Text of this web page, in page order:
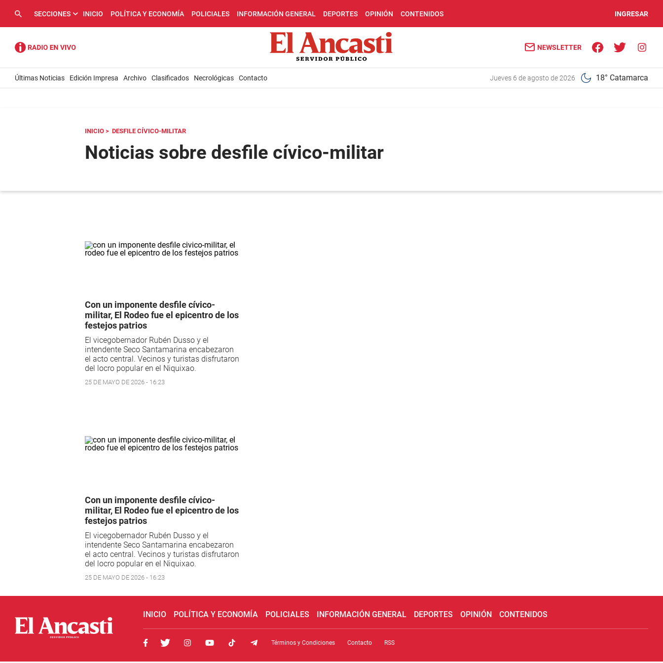
SECCIONES INICIO POLÍTICA Y ECONOMÍA POLICIALES INFORMACIÓN GENERAL DEPORTES OPINIÓN CONTENIDOS INGRESAR
NEWSLETTER
Últimas Noticias Edición Impresa Archivo Clasificados Necrológicas Contacto jueves 6 de agosto de 2026 18° Catamarca
INICIO > DESFILE CÍVICO-MILITAR
Noticias sobre desfile cívico-militar
Con un imponente desfile cívico-
militar, El Rodeo fue el epicentro de los
festejos patrios
El vicegobernador Rubén Dusso y el
intendente Seco Santamarina encabezaron
el acto central. Vecinos y turistas disfrutaron
del locro popular en el Niquixao.
25 DE MAYO DE 2026 - 16:23
Con un imponente desfile cívico-
militar, El Rodeo fue el epicentro de los
festejos patrios
El vicegobernador Rubén Dusso y el
intendente Seco Santamarina encabezaron
el acto central. Vecinos y turistas disfrutaron
del locro popular en el Niquixao.
25 DE MAYO DE 2026 - 16:23
INICIO POLÍTICA Y ECONOMÍA POLICIALES INFORMACIÓN GENERAL DEPORTES OPINIÓN CONTENIDOS
Términos y Condiciones Contacto RSS